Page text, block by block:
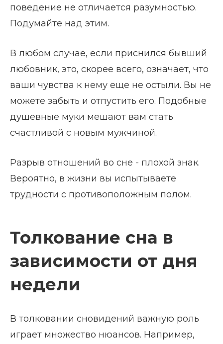
поведение не отличается разумностью.
Подумайте над этим.
В любом случае, если приснился бывший
любовник, это, скорее всего, означает, что
ваши чувства к нему еще не остыли. Вы не
можете забыть и отпустить его. Подобные
душевные муки мешают вам стать
счастливой с новым мужчиной.
Разрыв отношений во сне - плохой знак.
Вероятно, в жизни вы испытываете
трудности с противоположным полом.
Толкование сна в
зависимости от дня
недели
В толковании сновидений важную роль
играет множество нюансов. Например,